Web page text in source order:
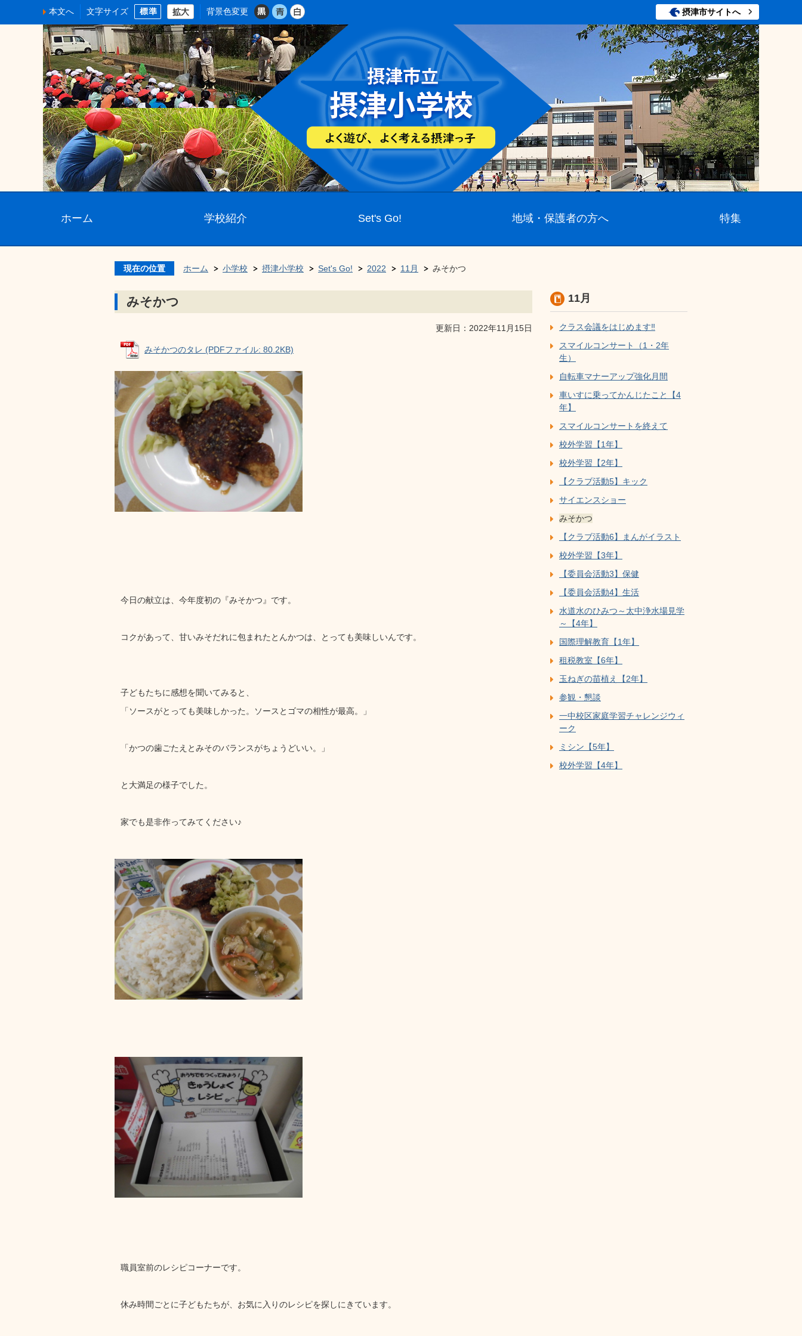
本文へ 文字サイズ 背景色変更 摂津市サイトへ
ホーム 学校紹介 Set's Go! 地域・保護者の方へ 特集
現在の位置 ホーム 小学校 摂津小学校 Set's Go! 2022 11月 みそかつ
みそかつ
更新日：2022年11月15日
みそかつのタレ (PDFファイル: 80.2KB)
今日の献立は、今年度初の『みそかつ』です。
コクがあって、甘いみそだれに包まれたとんかつは、とっても美味しいんです。
子どもたちに感想を聞いてみると、
「ソースがとっても美味しかった。ソースとゴマの相性が最高。」
「かつの歯ごたえとみそのバランスがちょうどいい。」
と大満足の様子でした。
家でも是非作ってみてください♪
職員室前のレシピコーナーです。
休み時間ごとに子どもたちが、お気に入りのレシピを探しにきています。
11月
クラス会議をはじめます‼
スマイルコンサート（1・2年
生）
自転車マナーアップ強化月間
車いすに乗ってかんじたこと【4
年】
スマイルコンサートを終えて
校外学習【1年】
校外学習【2年】
【クラブ活動5】キック
サイエンスショー
みそかつ
【クラブ活動6】まんがイラスト
校外学習【3年】
【委員会活動3】保健
【委員会活動4】生活
水道水のひみつ～太中浄水場見学
～【4年】
国際理解教育【1年】
租税教室【6年】
玉ねぎの苗植え【2年】
参観・懇談
一中校区家庭学習チャレンジウィ
ーク
ミシン【5年】
校外学習【4年】